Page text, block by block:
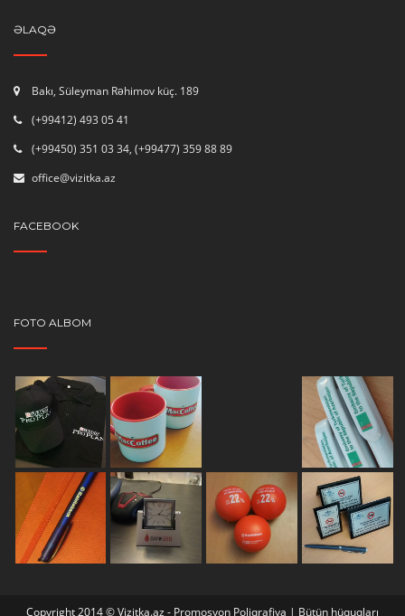
ƏLAQƏ
Bakı, Süleyman Rəhimov küç. 189
(+99412) 493 05 41
(+99450) 351 03 34, (+99477) 359 88 89
office@vizitka.az
FACEBOOK
FOTO ALBOM
Copyright 2014 © Vizitka.az - Promosyon Poliqrafiya | Bütün hüquqları